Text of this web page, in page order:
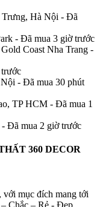
Hà Nội - Đã
- Đã mua 3 giờ trước
Coast Nha Trang -
- Đã mua 30 phút
TP HCM - Đã mua 1
- Đã mua 2 giờ trước
360 DECOR
với mục đích mang tới
Chắc – Rẻ - Đẹp.